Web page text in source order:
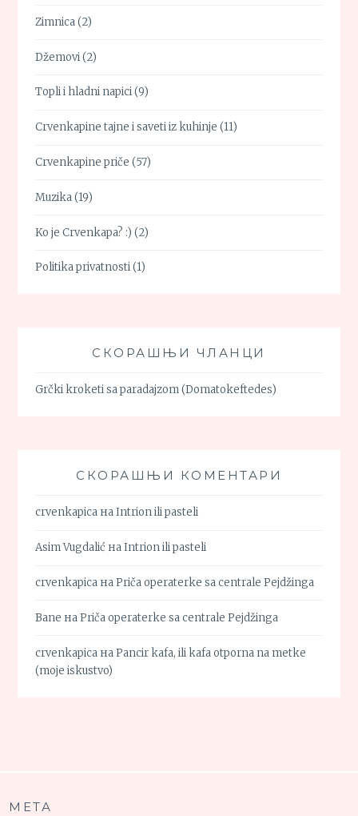
Zimnica(2)
Džemovi(2)
Topli i hladni napici(9)
Crvenkapine tajne i saveti iz kuhinje (11)
Crvenkapine priče (57)
Muzika(19)
Ko je Crvenkapa? :) (2)
Politika privatnosti(1)
СКОРАШЊИ ЧЛАНЦИ
Grčki kroketi sa paradajzom (Domatokeftedes)
СКОРАШЊИ КОМЕНТАРИ
crvenkapica наIntrion ili pasteli
Asim Vugdalić наIntrion ili pasteli
crvenkapica наPriča operaterke sa centrale Pejdžinga
Bane наPriča operaterke sa centrale Pejdžinga
crvenkapica наPancir kafa, ili kafa otporna na metke
(moje iskustvo)
МЕТА